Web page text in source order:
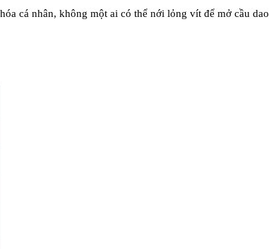
cá nhân, không một ai có thể nới lỏng vít để mở cầu dao